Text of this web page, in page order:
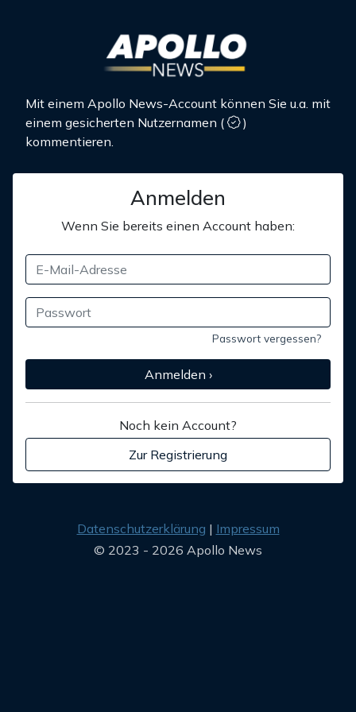
Mit einem Apollo News-Account können Sie u.a. mit
einem gesicherten Nutzernamen (
)
kommentieren.
Anmelden
Wenn Sie bereits einen Account haben:
Passwort vergessen?
Anmelden ›
Noch kein Account?
Zur Registrierung
Datenschutzerklärung
Impressum
© 2023 - 2026 Apollo News